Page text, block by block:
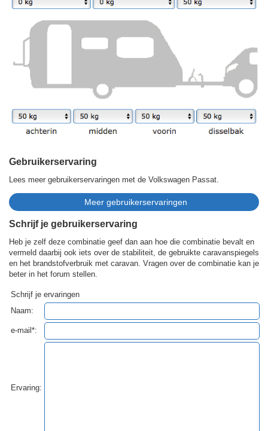
Gebruikerservaring
Lees meer gebruikerservaringen met de Volkswagen Passat.
Schrijf je gebruikerservaring
Heb je zelf deze combinatie geef dan aan hoe die combinatie bevalt en
vermeld daarbij ook iets over de stabiliteit, de gebruikte caravanspiegels
en het brandstofverbruik met caravan. Vragen over de combinatie kan je
beter in het forum stellen.
Schrijf je ervaringen
Naam:
e-mail*:
Ervaring: